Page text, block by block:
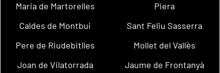
Maria de Martorelles
Piera
Caldes de Montbui
Sant Feliu Sasserra
Pere de Riudebitlles
Mollet del Vallès
Joan de Vilatorrada
Jaume de Frontanyà